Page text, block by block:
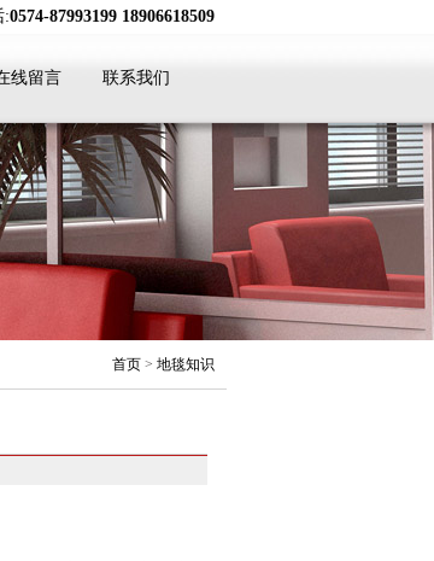
:0574-87993199 18906618509
线留言 联系我们
首页 > 地毯知识